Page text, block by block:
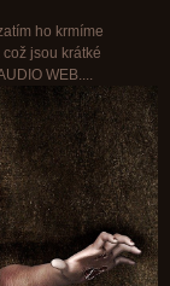
ho krmíme
jsou krátké
WEB....